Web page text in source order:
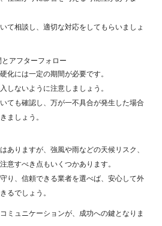
て相談し、適切な対応をしてもらいましょ
アフターフォロー
化には一定の期間が必要です。
しないように注意しましょう。
ても確認し、万が一不具合が発生した場合
ましょう。
ありますが、強風や雨などの天候リスク、
意すべき点もいくつかあります。
り、信頼できる業者を選べば、安心して外
るでしょう。
ミュニケーションが、成功への鍵となりま